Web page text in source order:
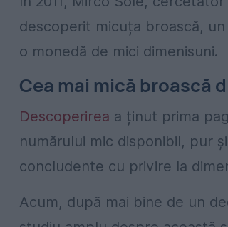
descoperit micuța broască,
o monedă de mici dimenisuni.
Cea mai mică broască
Descoperirea a ținut prima
numărului mic disponibil, pur
concludente cu privire la
Acum, după mai bine de un